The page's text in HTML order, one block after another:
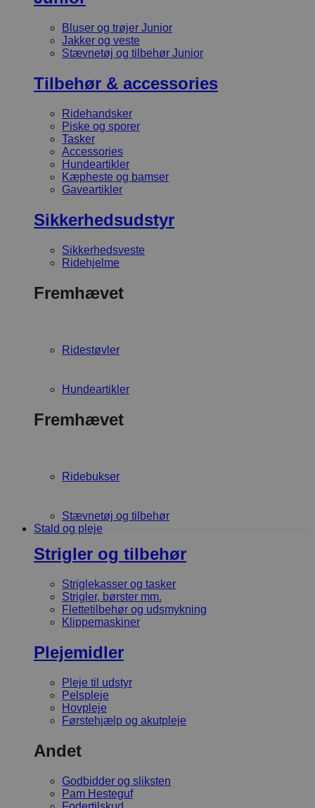
Bluser og trøjer Junior
Jakker og veste
Stævnetøj og tilbehør Junior
Tilbehør & accessories
Ridehandsker
Piske og sporer
Tasker
Accessories
Hundeartikler
Kæpheste og bamser
Gaveartikler
Sikkerhedsudstyr
Sikkerhedsveste
Ridehjelme
Fremhævet
Ridestøvler
Hundeartikler
Fremhævet
Ridebukser
Stævnetøj og tilbehør
Stald og pleje
Strigler og tilbehør
Striglekasser og tasker
Strigler, børster mm.
Flettetilbehør og udsmykning
Klippemaskiner
Plejemidler
Pleje til udstyr
Pelspleje
Hovpleje
Førstehjælp og akutpleje
Andet
Godbidder og sliksten
Pam Hesteguf